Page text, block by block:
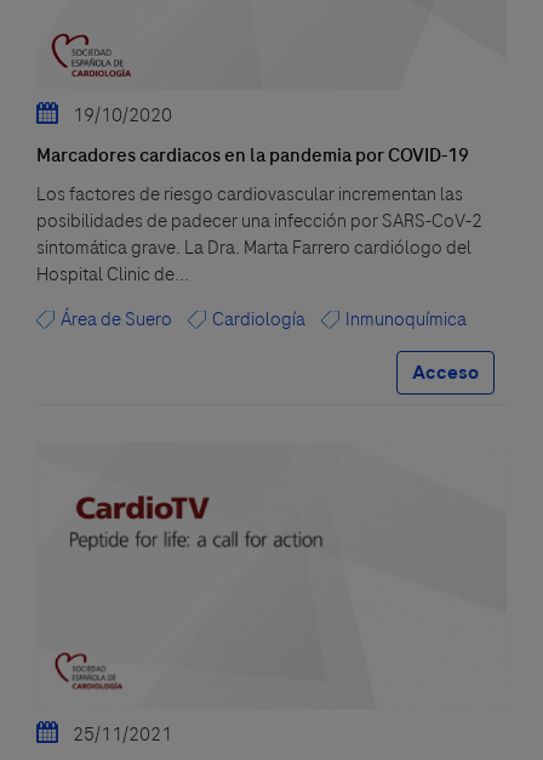
19/10/2020
Marcadores cardiacos en la pandemia por COVID-19
Los factores de riesgo cardiovascular incrementan las
posibilidades de padecer una infección por SARS-CoV-2
sintomática grave. La Dra. Marta Farrero cardiólogo del
Hospital Clinic de...
Área de Suero
Cardiología
Inmunoquímica
Acceso
25/11/2021